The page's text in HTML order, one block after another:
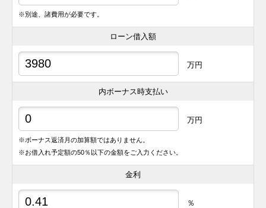
※別途、諸費用が必要です。
ローン借入額
万円
内ボーナス時支払い
万円
※ボーナス返済月の加算額ではありません。
※お借入れ予定額の50％以下の金額をご入力ください。
金利
％